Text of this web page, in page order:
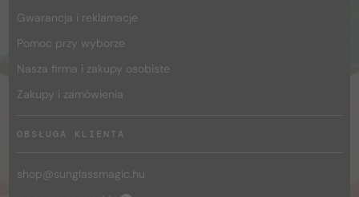
Gwarancja i reklamacje
Pomoc przy wyborze
Nasza firma i zakupy osobiste
Zakupy i zamówienia
OBSŁUGA KLIENTA
shop@sunglassmagic.hu